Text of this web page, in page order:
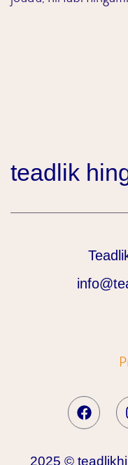
teadlik
2025 ©